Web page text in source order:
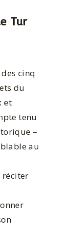
Tur
cinq
du
et
tenu
–
au
réciter